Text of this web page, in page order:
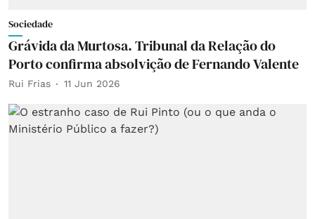
Sociedade
Grávida da Murtosa. Tribunal da Relação do
Porto confirma absolvição de Fernando Valente
Rui Frias 11 Jun 2026